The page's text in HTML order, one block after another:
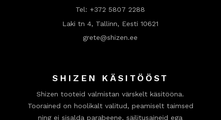
Tel: +372 5807 2288
Laki tn 4, Tallinn, Eesti 10621
grete@shizen.ee
SHIZEN KÄSITÖÖST
Shizen tooteid valmistan värskelt käsitööna.
Toorained on hoolikalt valitud, peamiselt taimsed
ning ei sisalda parabeene, säilitusaineid ega